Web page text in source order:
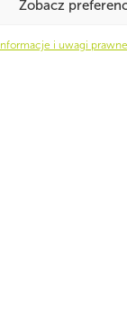
Zobacz
Informacje i uwagi prawne